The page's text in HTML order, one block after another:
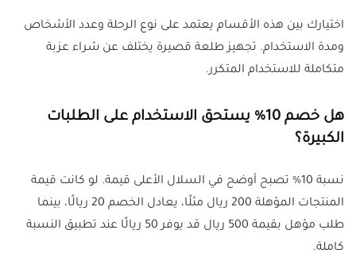
اختيارك بين هذه الأقسام يعتمد على نوع الرحلة وعدد الأشخاص
ومدة الاستخدام. تجهيز طلعة قصيرة يختلف عن شراء عزبة
متكاملة للاستخدام المتكرر.
هل خصم 10% يستحق الاستخدام على الطلبات
الكبيرة؟
نسبة 10% تصبح أوضح في السلال الأعلى قيمة. لو كانت قيمة
المنتجات المؤهلة 200 ريال مثلًا، يعادل الخصم 20 ريالًا، بينما
طلب مؤهل بقيمة 500 ريال قد يوفر 50 ريالًا عند تطبيق النسبة
كاملة.